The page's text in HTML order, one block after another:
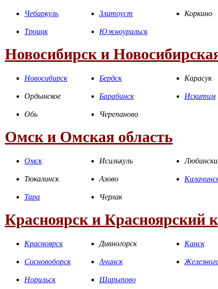
Чебаркуль Златоуст Коркино
Троицк Южноуральск
Новосибирск и
Новосибирск Бердск Карасук
Ордынское Барабинск Искитим
Обь Черепаново
Омск и Омская область
Омск Исилькуль
Тюкалинск Азово
Тара Черлак
Красноярск и Красноярский
Красноярск Дивногорск Канск
Сосновоборск Ачинск
Норильск Шарыпово